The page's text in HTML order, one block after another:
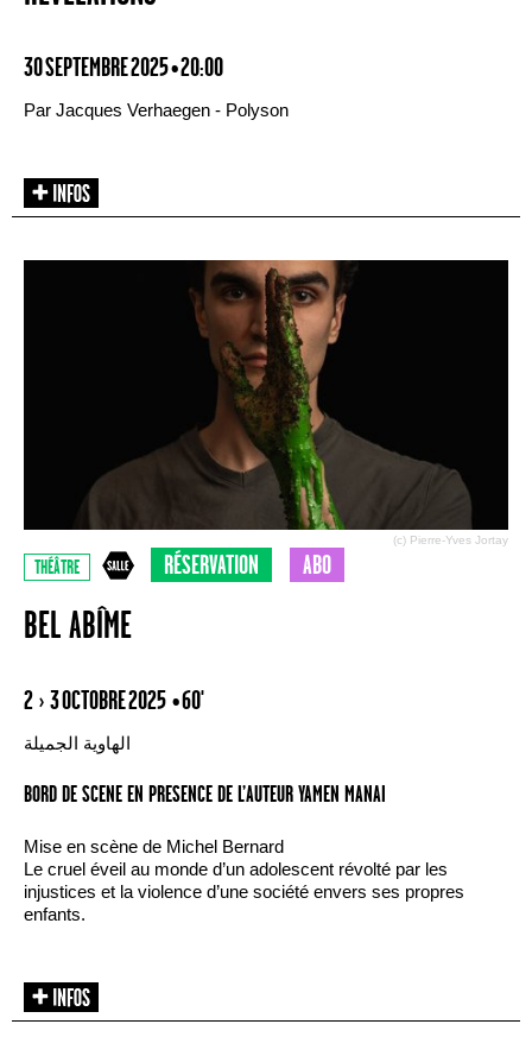
30 SEPTEMBRE 2025 • 20:00
Par Jacques Verhaegen - Polyson
(c) Pierre-Yves Jortay
THÉÂTRE RÉSERVATION ABO
BEL ABÎME
2 › 3 OCTOBRE 2025 • 60'
الهاوية الجميلة
BORD DE SCENE EN PRESENCE DE L’AUTEUR YAMEN MANAI
Mise en scène de Michel Bernard
Le cruel éveil au monde d’un adolescent révolté par les
injustices et la violence d’une société envers ses propres
enfants.